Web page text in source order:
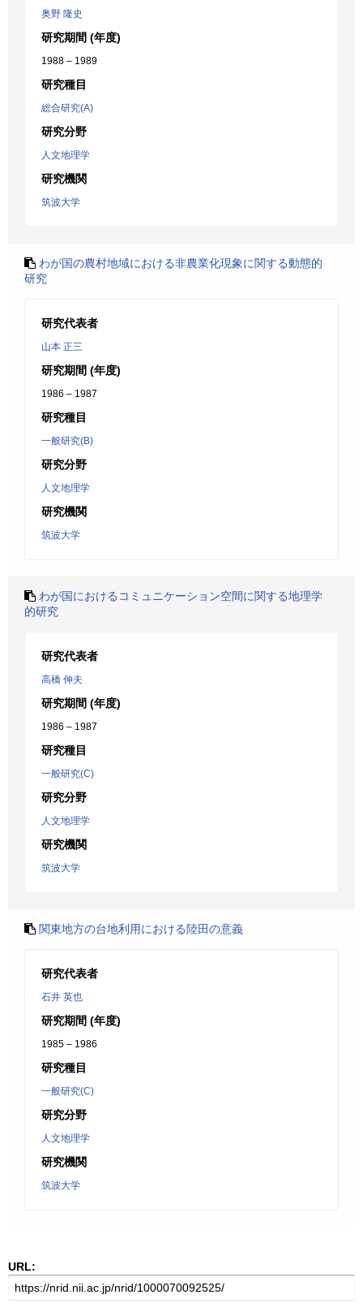
奥野 隆史
研究期間 (年度)
1988 – 1989
研究種目
総合研究(A)
研究分野
人文地理学
研究機関
筑波大学
わが国の農村地域における非農業化現象に関する動態的
研究
研究代表者
山本 正三
研究期間 (年度)
1986 – 1987
研究種目
一般研究(B)
研究分野
人文地理学
研究機関
筑波大学
わが国におけるコミュニケーション空間に関する地理学
的研究
研究代表者
高橋 伸夫
研究期間 (年度)
1986 – 1987
研究種目
一般研究(C)
研究分野
人文地理学
研究機関
筑波大学
関東地方の台地利用における陸田の意義
研究代表者
石井 英也
研究期間 (年度)
1985 – 1986
研究種目
一般研究(C)
研究分野
人文地理学
研究機関
筑波大学
URL: